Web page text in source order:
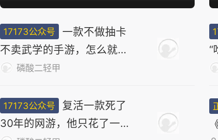
17173公众号
一款不做抽卡
不卖武学的手游，怎么就做
出了最浓的武侠味儿
磷酸二轻甲
“
17173公众号
复活一款死了
30年的网游，他只花了一